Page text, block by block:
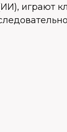
играют